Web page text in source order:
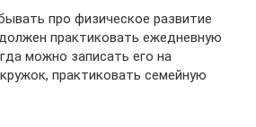
про физическое развитие
практиковать ежедневную
можно записать его на
практиковать семейную